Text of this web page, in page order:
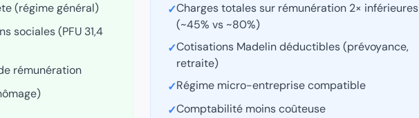
(régime général)
sociales (PFU 31,4
rémunération
✓Charges totales sur rémunération 2× inférieures
(~45% vs ~80%)
✓Cotisations Madelin déductibles (prévoyance,
retraite)
✓Régime micro-entreprise compatible
✓Comptabilité moins coûteuse